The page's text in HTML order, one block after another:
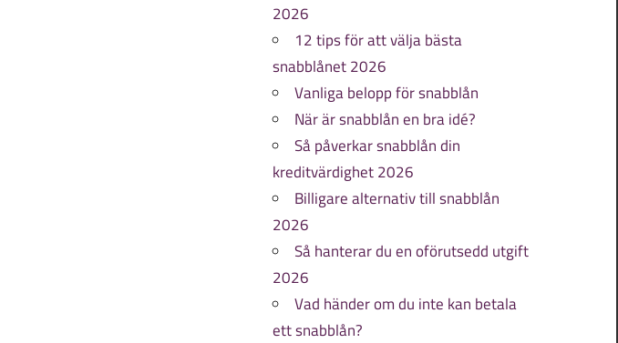
2026
12 tips för att välja bästa
snabblånet 2026
Vanliga belopp för snabblån
När är snabblån en bra idé?
Så påverkar snabblån din
kreditvärdighet 2026
Billigare alternativ till snabblån
2026
Så hanterar du en oförutsedd utgift
2026
Vad händer om du inte kan betala
ett snabblån?